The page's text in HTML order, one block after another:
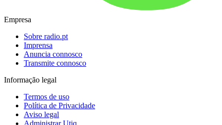
Empresa
Sobre radio.pt
Imprensa
Anuncia connosco
Transmite connosco
Informação legal
Termos de uso
Política de Privacidade
Aviso legal